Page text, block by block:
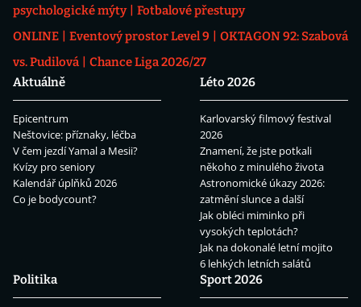
psychologické mýty
Fotbalové přestupy
ONLINE
Eventový prostor Level 9
OKTAGON 92: Szabová
vs. Pudilová
Chance Liga 2026/27
Aktuálně
Epicentrum
Neštovice: příznaky, léčba
V čem jezdí Yamal a Mesii?
Kvízy pro seniory
Kalendář úplňků 2026
Co je bodycount?
Léto 2026
Karlovarský filmový festival
2026
Znamení, že jste potkali
někoho z minulého života
Astronomické úkazy 2026:
zatmění slunce a další
Jak obléci miminko při
vysokých teplotách?
Jak na dokonalé letní mojito
6 lehkých letních salátů
Politika
Sport 2026